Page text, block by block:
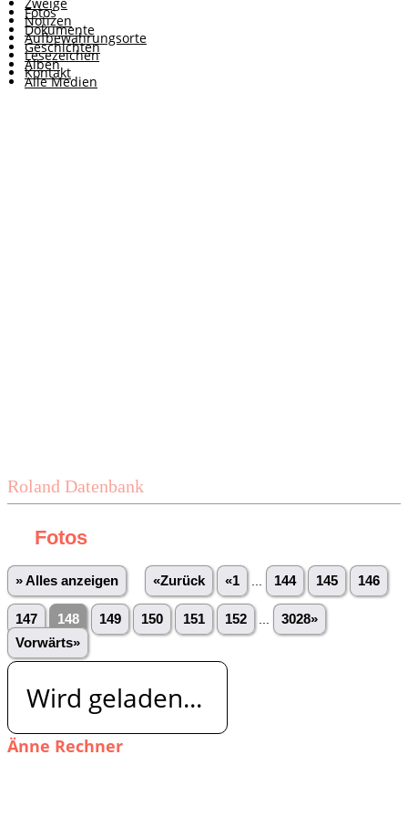
Fotos
Dokumente
Geschichten
Alben
Alle Medien
Notizen
Aufbewahrungsorte
Lesezeichen
Kontakt
Roland Datenbank
Fotos
» Alles anzeigen «Zurück «1 144 145 146
147 148 149 150 151 152
3028»
Vorwärts»
Wird geladen...
Änne Rechner